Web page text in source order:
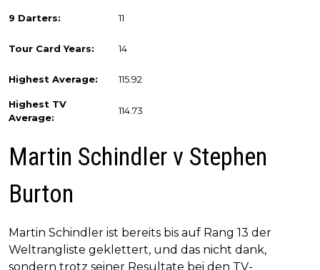
9 Darters: 11
Tour Card Years: 14
Highest Average: 115.92
Highest TV
Average:
114.73
Martin Schindler v Stephen
Burton
Martin Schindler ist bereits bis auf Rang 13 der
Weltrangliste geklettert, und das nicht dank,
sondern trotz seiner Resultate bei den TV-